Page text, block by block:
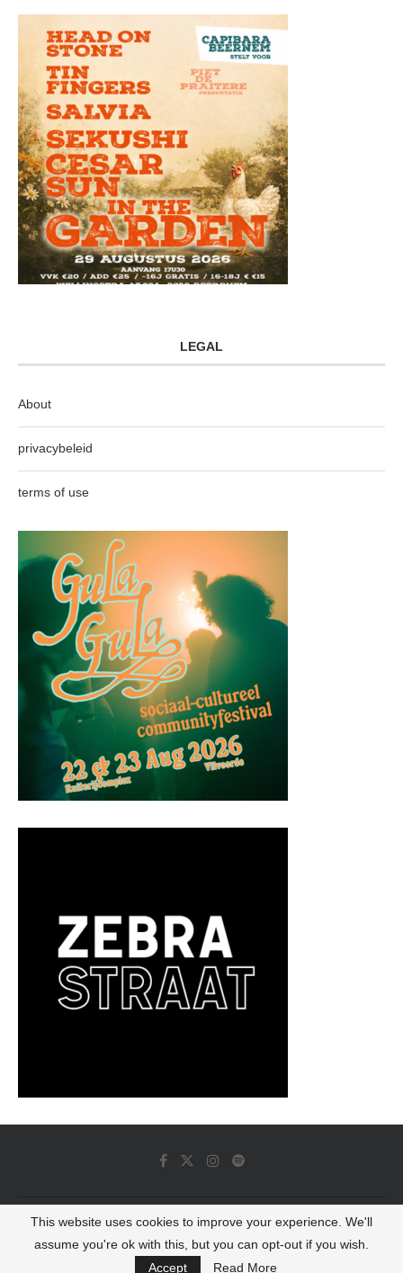
LEGAL
About
privacybeleid
terms of use
© 2022 - Luminous Dash All Rights Reserved
BACK TO TOP
This website uses cookies to improve your experience. We'll
assume you're ok with this, but you can opt-out if you wish.
Accept
Read More